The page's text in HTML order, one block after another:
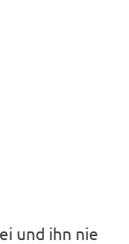
und ihn nie